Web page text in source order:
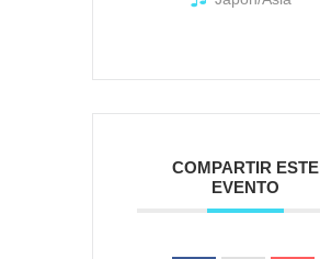
COMPARTIR ESTE
EVENTO